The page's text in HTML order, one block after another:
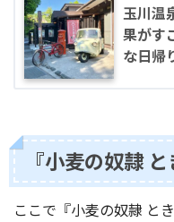
玉川温
果がす
な日帰
『小麦の奴隷
ここで『小麦の奴隷 と